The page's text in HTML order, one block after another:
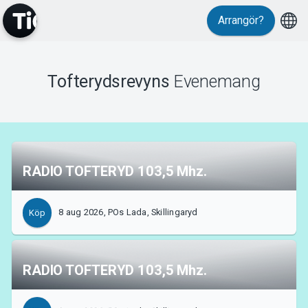
MyTickster
Support
Arrangör?
Tofterydsrevyns Evenemang
RADIO TOFTERYD 103,5 Mhz.
Köp 8 aug 2026, POs Lada, Skillingaryd
RADIO TOFTERYD 103,5 Mhz.